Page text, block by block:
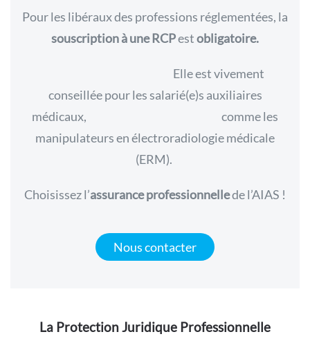
Pour les libéraux des professions réglementées, la
souscription à une RCPestobligatoire.
Elleest vivement
conseillée pour les salarié(e)s auxiliaires
médicaux, comme les
manipulateurs en électroradiologie médicale
(ERM).
Choisissez l’assurance professionnellede l’AIAS !
Nous contacter
La Protection Juridique Professionnelle